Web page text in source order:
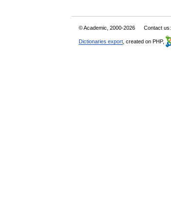
© Academic, 2000-2026 Contact us:
Dictionaries export , created on PHP,